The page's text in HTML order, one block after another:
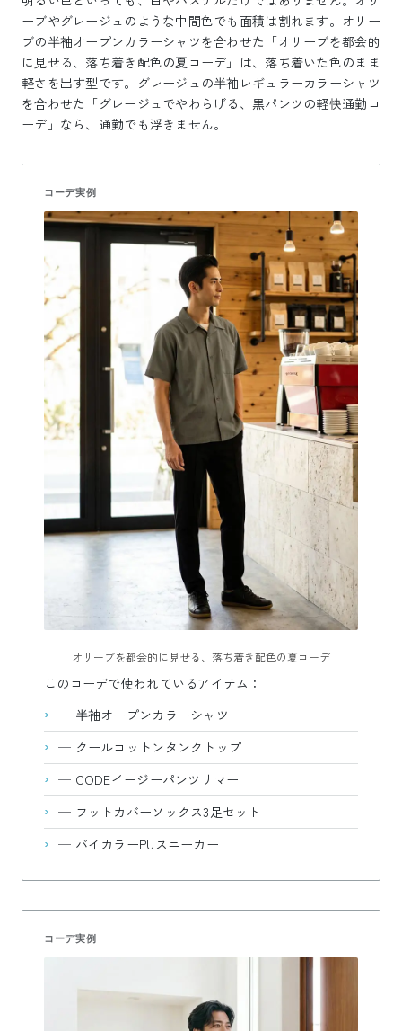
ーブやグレージュのような中間色でも面積は割れます。オリー
ブの半袖オープンカラーシャツを合わせた「オリーブを都会的
に見せる、落ち着き配色の夏コーデ」は、落ち着いた色のまま
軽さを出す型です。グレージュの半袖レギュラーカラーシャツ
を合わせた「グレージュでやわらげる、黒パンツの軽快通勤コ
ーデ」なら、通勤でも浮きません。
コーデ実例
オリーブを都会的に見せる、落ち着き配色の夏コーデ
このコーデで使われているアイテム：
— 半袖オープンカラーシャツ
— クールコットンタンクトップ
— CODEイージーパンツサマー
— フットカバーソックス3足セット
— バイカラーPUスニーカー
コーデ実例